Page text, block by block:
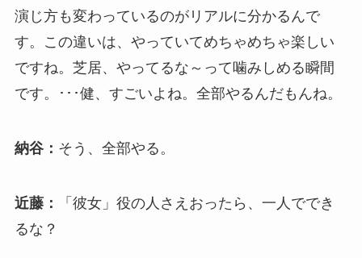
演じ方も変わっているのがリアルに分かるんで
す。この違いは、やっていてめちゃめちゃ楽しい
ですね。芝居、やってるな～って噛みしめる瞬間
です。･･･健、すごいよね。全部やるんだもんね。
納谷： そう、全部やる。
近藤：
「彼女」役の人さえおったら、一人ででき
るな？